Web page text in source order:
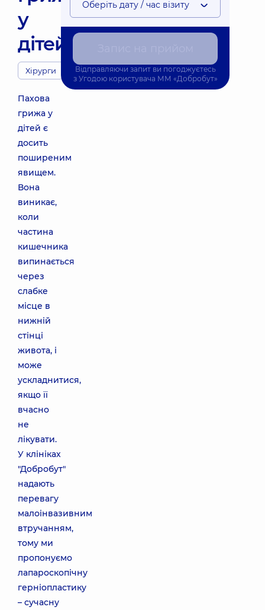
у
дітей
Хірурги
Пахова
грижа у
дітей є
досить
поширеним
явищем.
Вона
виникає,
коли
частина
кишечника
випинається
через
слабке
місце в
нижній
стінці
живота, і
може
ускладнитися,
якщо її
вчасно
не
лікувати.
У клініках
"Добробут"
надають
перевагу
малоінвазивним
втручанням,
тому ми
пропонуємо
лапароскопічну
герніопластику
– сучасну
Оберіть дату / час візиту
Відправляючи запит ви погоджуєтесь
з Угодою користувача ММ «Добробут»